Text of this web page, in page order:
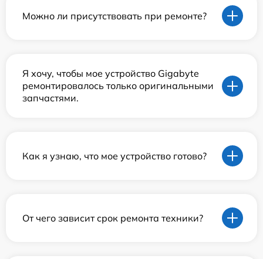
Можно ли присутствовать при ремонте?
Я хочу, чтобы мое устройство Gigabyte
ремонтировалось только оригинальными
запчастями.
Как я узнаю, что мое устройство готово?
От чего зависит срок ремонта техники?